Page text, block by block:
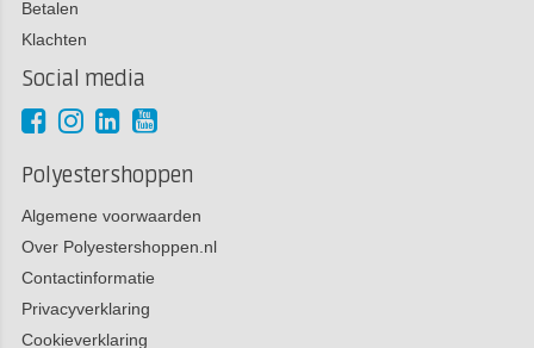
Betalen
Klachten
Social media
Polyestershoppen
Algemene voorwaarden
Over Polyestershoppen.nl
Contactinformatie
Privacyverklaring
Cookieverklaring